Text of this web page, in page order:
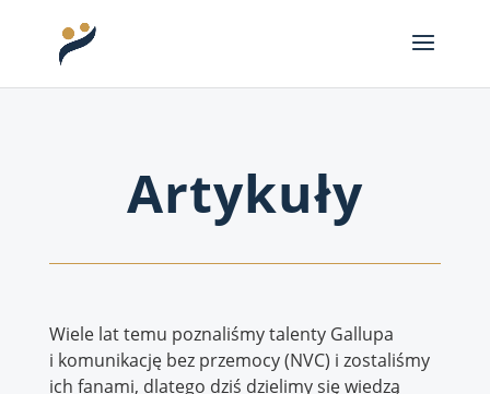
Artykuły
Wiele lat temu poznaliśmy talenty Gallupa
i komunikację bez przemocy (NVC) i zostaliśmy
ich fanami, dlatego dziś dzielimy się wiedzą